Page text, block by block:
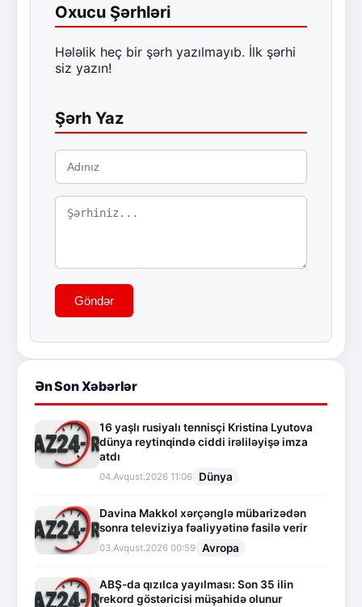
Oxucu Şərhləri
Hələlik heç bir şərh yazılmayıb. İlk şərhi
siz yazın!
Şərh Yaz
Göndər
Ən Son Xəbərlər
16 yaşlı rusiyalı tennisçi Kristina Lyutova
dünya reytinqində ciddi irəliləyişə imza
atdı
04.Avqust.2026 11:06 Dünya
Davina Makkol xərçənglə mübarizədən
sonra televiziya fəaliyyətinə fasilə verir
03.Avqust.2026 00:59 Avropa
ABŞ-da qızılca yayılması: Son 35 ilin
rekord göstəricisi müşahidə olunur